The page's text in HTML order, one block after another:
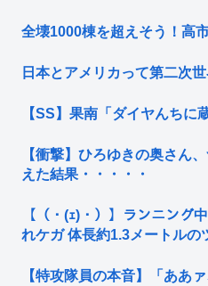
全壊1000棟を超えそう！高
日本とアメリカって第二次
【SS】果南「ダイヤんちに
【衝撃】ひろゆきの奥さん
えた結果・・・・・
【（・(ｪ)・）】ランニング
れケガ 体長約1.3メートルの
【特攻隊員の本音】「ああ